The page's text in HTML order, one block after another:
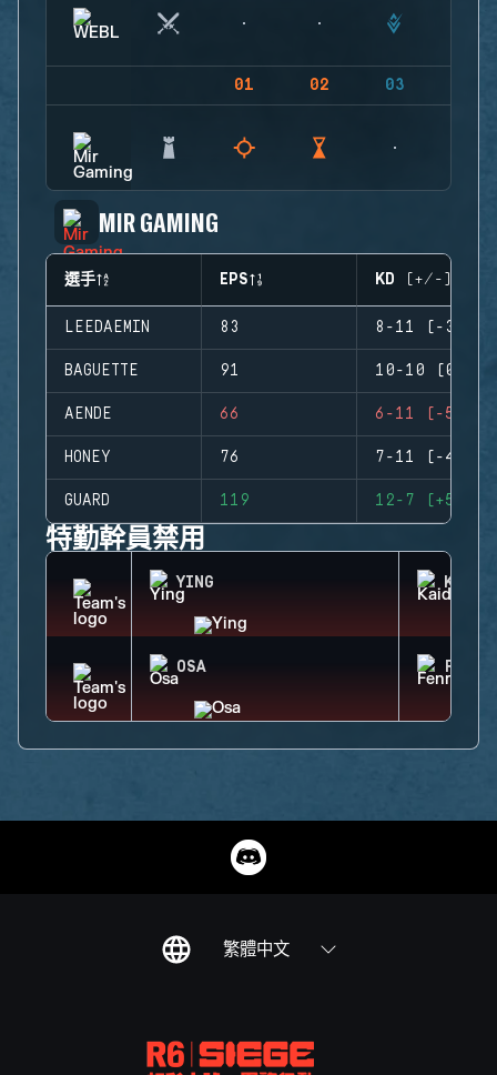
01 02 03
MIR GAMING
選手 EPS KD (+/-)
LEEDAEMIN 83 8-11 (-3)
BAGUETTE 91 10-10 (0)
AENDE 66 6-11 (-5)
HONEY 76 7-11 (-4)
GUARD 119 12-7 (+5)
特勤幹員禁用
YING KAID
OSA
繁體中文